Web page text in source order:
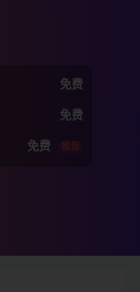
免费
免费
免费 推荐